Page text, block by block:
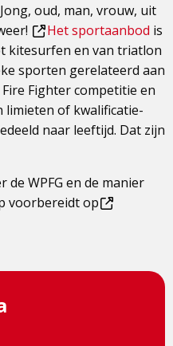
oud, man, vrouw, uit
Het sportaanbod is
kitesurfen en van triatlon
sporten gerelateerd aan
Fighter competitie en
limieten of kwalificatie-
naar leeftijd. Dat zijn
WPFG en de manier
voorbereidt op